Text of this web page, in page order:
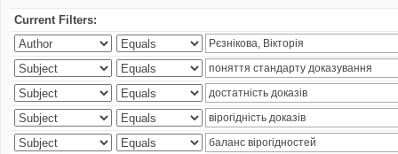
Current Filters: